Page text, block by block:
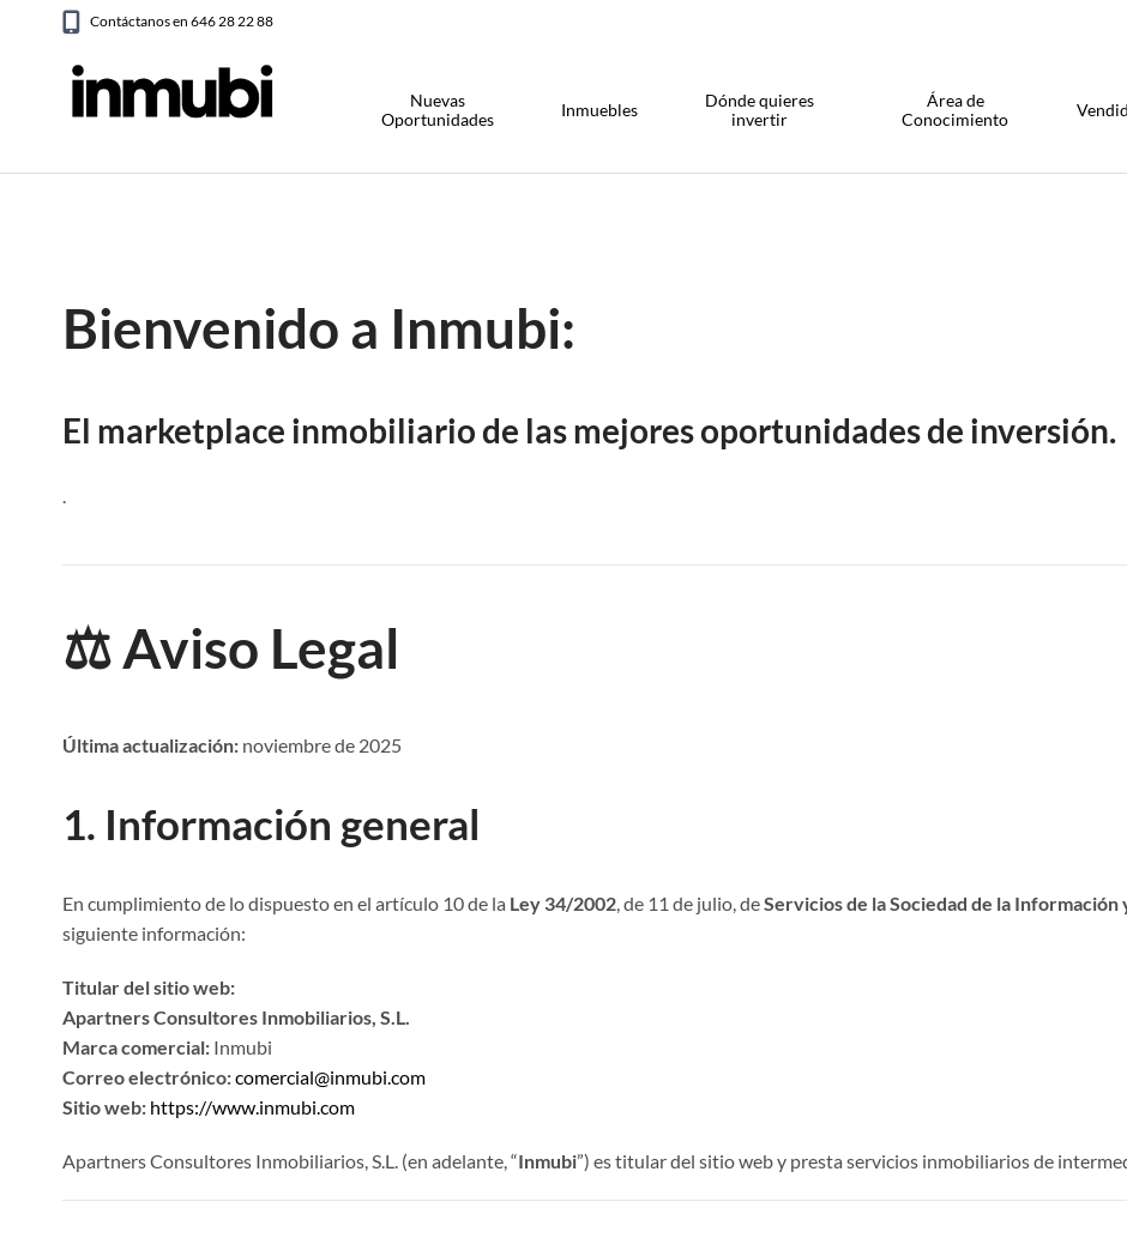
Contáctanos en 646 28 22 88
Nuevas
Oportunidades
Inmuebles
Dónde quieres
invertir
Área de
Conocimiento
Bienvenido a Inmubi:
El marketplace inmobiliario de las mejores oportunidades de inversión.
.
⚖️ Aviso Legal
Última actualización: noviembre de 2025
1. Información general
En cumplimiento de lo dispuesto en el artículo 10 de la Ley 34/2002, de 11 de julio, deServicios de la Sociedad de la
siguiente información:
Titular del sitio web:
Apartners Consultores Inmobiliarios, S.L.
Marca comercial: Inmubi
Correo electrónico:comercial@inmubi.com
Sitio web: https://www.inmubi.com
Apartners Consultores Inmobiliarios, S.L. (en adelante, “Inmubi”) es titular del sitio web y presta servicios inmobiliarios de